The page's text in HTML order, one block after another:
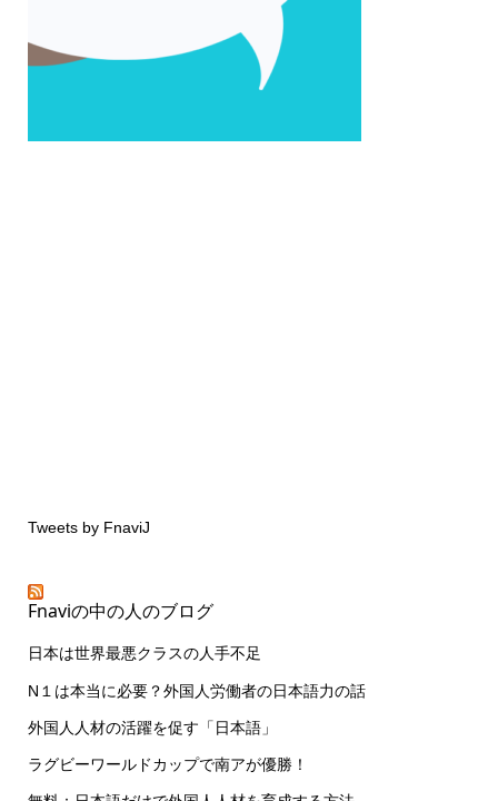
Tweets by FnaviJ
Fnaviの中の人のブログ
日本は世界最悪クラスの人手不足
N１は本当に必要？外国人労働者の日本語力の話
外国人人材の活躍を促す「日本語」
ラグビーワールドカップで南アが優勝！